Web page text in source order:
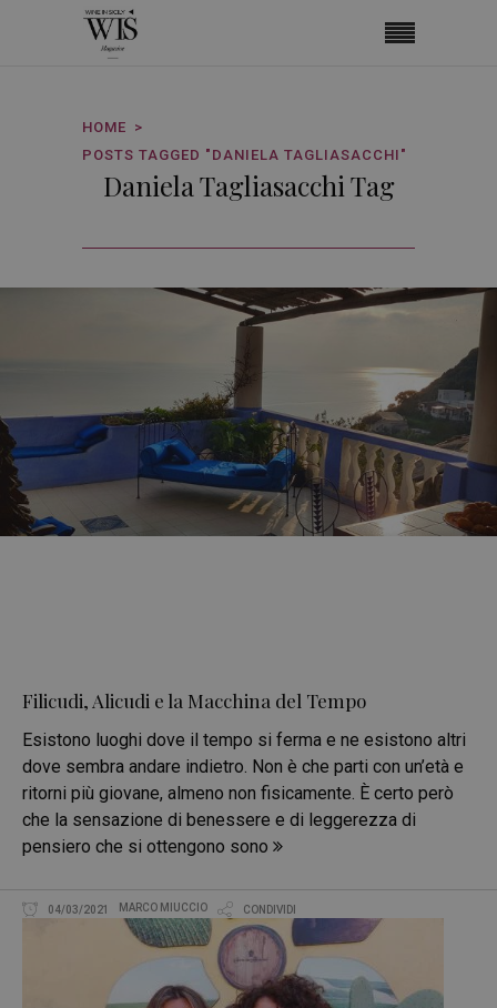
HOME
POSTS TAGGED "DANIELA TAGLIASACCHI"
Daniela Tagliasacchi Tag
Filicudi, Alicudi e la Macchina del Tempo
Esistono luoghi dove il tempo si ferma e ne esistono altri
dove sembra andare indietro. Non è che parti con un’età e
ritorni più giovane, almeno non fisicamente. È certo però
che la sensazione di benessere e di leggerezza di
pensiero che si ottengono sono
04/03/2021 MARCO MIUCCIO CONDIVIDI